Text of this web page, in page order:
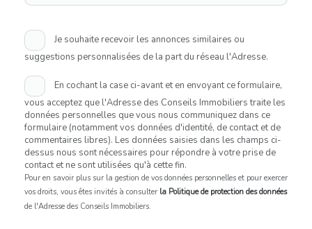
Je souhaite recevoir les annonces similaires ou
suggestions personnalisées de la part du réseau l'Adresse.
En cochant la case ci-avant et en envoyant ce formulaire,
vous acceptez que l'Adresse des Conseils Immobiliers traite les
données personnelles que vous nous communiquez dans ce
formulaire (notamment vos données d'identité, de contact et de
commentaires libres). Les données saisies dans les champs ci-
dessus nous sont nécessaires pour répondre à votre prise de
contact et ne sont utilisées qu'à cette fin.
Pour en savoir plus sur la gestion de vos données personnelles et pour exercer
vos droits, vous êtes invités à consulter la Politique de protection des données
de l'Adresse des Conseils Immobiliers.